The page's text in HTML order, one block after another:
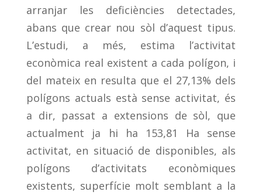
arranjar les deficiències detectades,
abans que crear nou sòl d’aquest tipus.
L’estudi, a més, estima l’activitat
econòmica real existent a cada polígon, i
del mateix en resulta que el 27,13% dels
polígons actuals està sense activitat, és
a dir, passat a extensions de sòl, que
actualment ja hi ha 153,81 Ha sense
activitat, en situació de disponibles, als
polígons d’activitats econòmiques
existents, superfície molt semblant a la